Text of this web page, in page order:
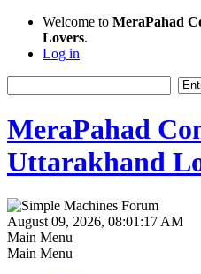
Welcome to MeraPahad
Lovers.
Log in
MeraPahad
Uttarakhand
August 09, 2026, 08:01:17 AM
Main Menu
Main Menu